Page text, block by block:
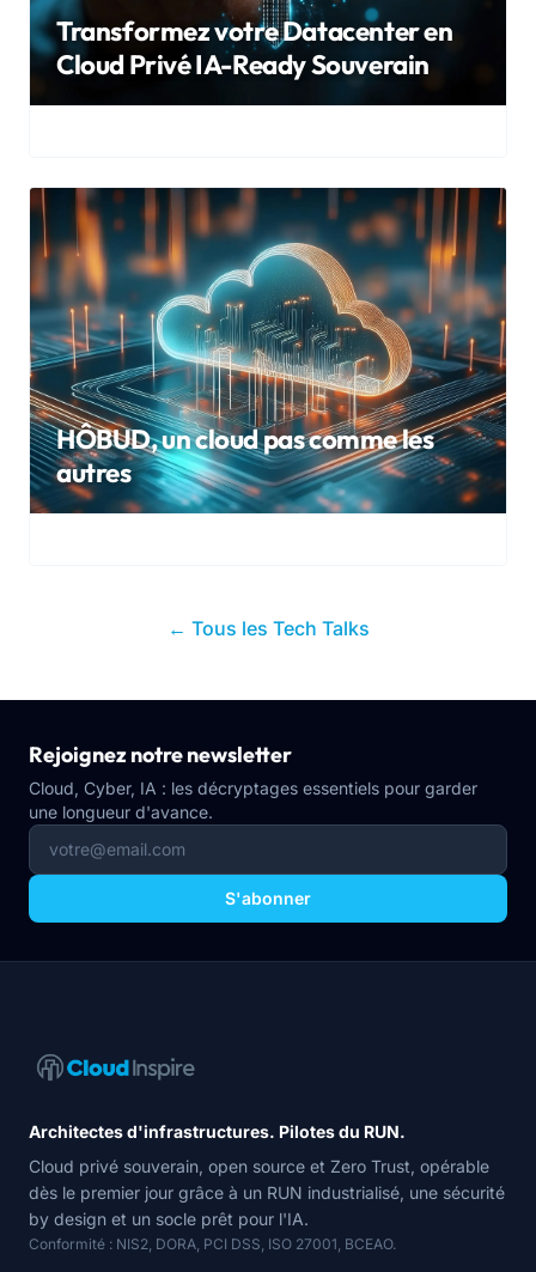
Transformez votre Datacenter en
Cloud Privé IA-Ready Souverain
HÔBUD, un cloud pas comme les
autres
← Tous les Tech Talks
Rejoignez notre newsletter
Cloud, Cyber, IA : les décryptages essentiels pour garder
une longueur d'avance.
S'abonner
Architectes d'infrastructures. Pilotes du RUN.
Cloud privé souverain, open source et Zero Trust, opérable
dès le premier jour grâce à un RUN industrialisé, une sécurité
by design et un socle prêt pour l'IA.
Conformité : NIS2, DORA, PCI DSS, ISO 27001, BCEAO.